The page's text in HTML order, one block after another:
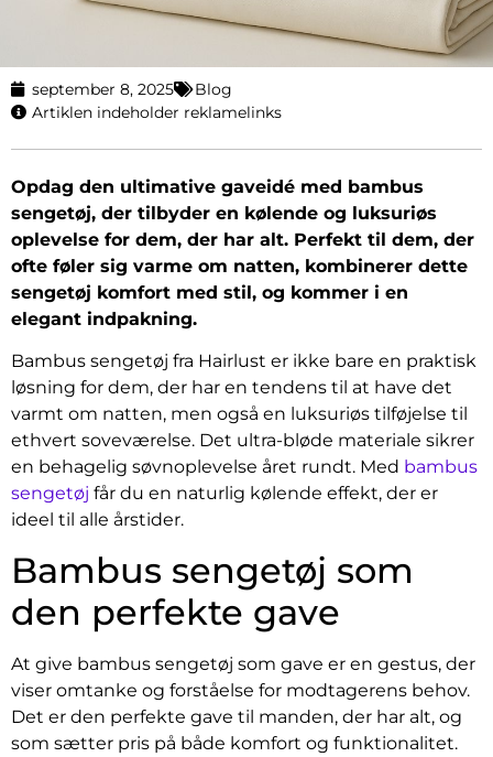
september 8, 2025
Blog
Artiklen indeholder reklamelinks
Opdag den ultimative gaveidé med bambus
sengetøj, der tilbyder en kølende og luksuriøs
oplevelse for dem, der har alt. Perfekt til dem, der
ofte føler sig varme om natten, kombinerer dette
sengetøj komfort med stil, og kommer i en
elegant indpakning.
Bambus sengetøj fra Hairlust er ikke bare en praktisk
løsning for dem, der har en tendens til at have det
varmt om natten, men også en luksuriøs tilføjelse til
ethvert soveværelse. Det ultra-bløde materiale sikrer
en behagelig søvnoplevelse året rundt. Med bambus
sengetøj får du en naturlig kølende effekt, der er
ideel til alle årstider.
Bambus sengetøj som
den perfekte gave
At give bambus sengetøj som gave er en gestus, der
viser omtanke og forståelse for modtagerens behov.
Det er den perfekte gave til manden, der har alt, og
som sætter pris på både komfort og funktionalitet.